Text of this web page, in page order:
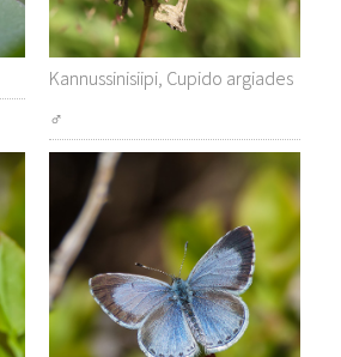
Kannussinisiipi, Cupido argiades
♂